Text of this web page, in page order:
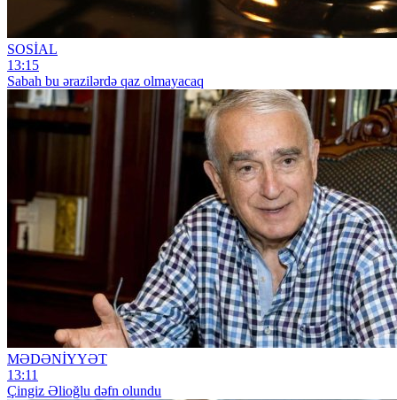
SOSİAL
13:15
Sabah bu ərazilərdə qaz olmayacaq
MƏDƏNİYYƏT
13:11
Çingiz Əlioğlu dəfn olundu